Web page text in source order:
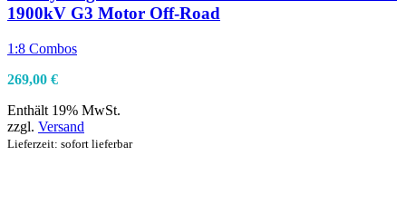
1900kV G3 Motor Off-Road
1:8 Combos
269,00 €
Enthält 19% MwSt.
zzgl. Versand
Lieferzeit: sofort lieferbar